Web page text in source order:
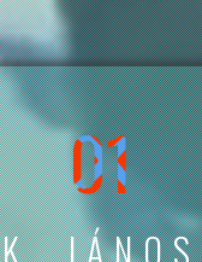
01
K. JÁNOS